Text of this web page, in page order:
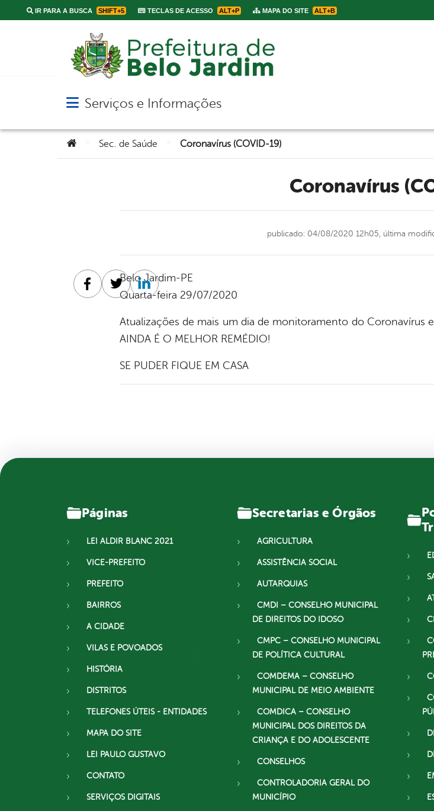
IR PARA A BUSCA SHIFT+5 TECLAS DE ACESSO ALT+P MAPA DO SITE ALT+B
Abrir menu principal de navegação
Serviços e Informações
Você está aqui:Sec. de Saúde Coronavírus (COVID-19)
Coronavírus
publicado: 04/08/2020 12h05, última
Belo Jardim-PE
Quarta-feira 29/07/2020
Atualizações de mais um dia de monitoramento do Coronavírus
AINDA É O MELHOR REMÉDIO!
SE PUDER FIQUE EM CASA
Facebook
TwitterLinkedin
Páginas
LEI ALDIR BLANC 2021
VICE-PREFEITO
PREFEITO
BAIRROS
A CIDADE
VILAS E POVOADOS
HISTÓRIA
DISTRITOS
TELEFONES ÚTEIS - ENTIDADES
MAPA DO SITE
LEI PAULO GUSTAVO
CONTATO
SERVIÇOS DIGITAIS
Secretarias e Órgãos
AGRICULTURA
ASSISTÊNCIA SOCIAL
AUTARQUIAS
CMDI – CONSELHO MUNICIPAL
DE DIREITOS DO IDOSO
CMPC – CONSELHO MUNICIPAL
DE POLÍTICA CULTURAL
COMDEMA – CONSELHO
MUNICIPAL DE MEIO AMBIENTE
COMDICA – CONSELHO
MUNICIPAL DOS DIREITOS DA
CRIANÇA E DO ADOLESCENTE
CONSELHOS
CONTROLADORIA GERAL DO
MUNICÍPIO